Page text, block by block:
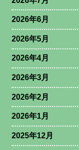
2026年6月
2026年5月
2026年4月
2026年3月
2026年2月
2026年1月
2025年12月